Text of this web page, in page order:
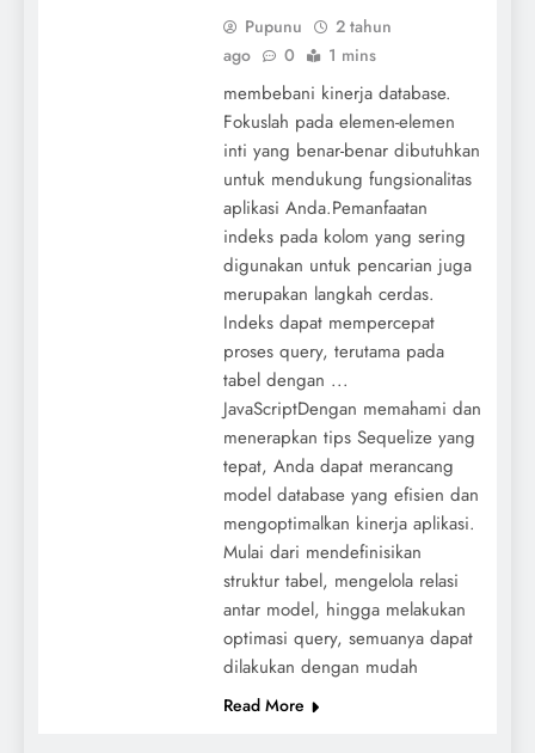
Pupunu
2 tahun
ago
0 1 mins
membebani kinerja database.
Fokuslah pada elemen-elemen
inti yang benar-benar dibutuhkan
untuk mendukung fungsionalitas
aplikasi Anda.Pemanfaatan
indeks pada kolom yang sering
digunakan untuk pencarian juga
merupakan langkah cerdas.
Indeks dapat mempercepat
proses query, terutama pada
tabel dengan ...
JavaScriptDengan memahami dan
menerapkan tips Sequelize yang
tepat, Anda dapat merancang
model database yang efisien dan
mengoptimalkan kinerja aplikasi.
Mulai dari mendefinisikan
struktur tabel, mengelola relasi
antar model, hingga melakukan
optimasi query, semuanya dapat
dilakukan dengan mudah
Read More